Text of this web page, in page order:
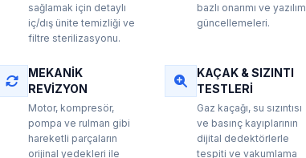
sağlamak için detaylı
iç/dış ünite temizliği ve
filtre sterilizasyonu.
bazlı onarımı ve yazılım
güncellemeleri.
MEKANIK
REVIZYON
Motor, kompresör,
pompa ve rulman gibi
hareketli parçaların
orijinal yedekleri ile
KAÇAK & SIZINTI
TESTLERI
Gaz kaçağı, su sızıntısı
ve basınç kayıplarının
dijital dedektörlerle
tespiti ve vakumlama